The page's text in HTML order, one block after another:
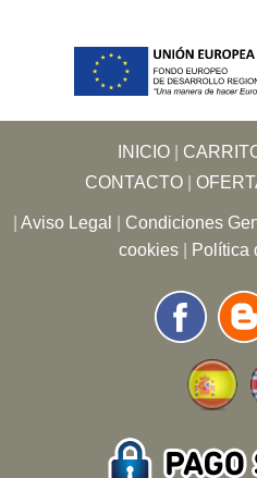
INICIO|
CONTACTO|
Aviso Legal Condiciones
cookies
Política